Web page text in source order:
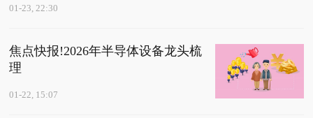
01-23, 22:30
焦点快报!2026年半导体设备龙头梳
理
01-22, 15:07